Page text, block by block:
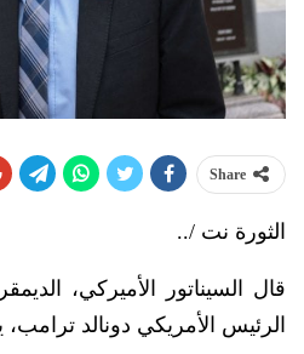
Share
الثورة نت /..
قال السيناتور الأميركي،
الرئيس الأمريكي دونالد